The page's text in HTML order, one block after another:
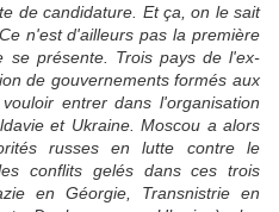
de candidature. Et ça, on le sait
n'est d'ailleurs pas la première
se présente. Trois pays de l'ex-
de gouvernements formés aux
entrer dans l'organisation
et Ukraine. Moscou a alors
russes en lutte contre le
conflits gelés dans ces trois
en Géorgie, Transnistrie en